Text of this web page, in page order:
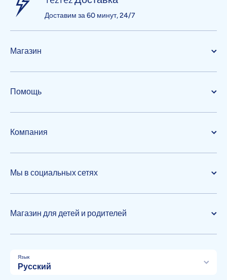
Доставим за 60 минут, 24/7
Магазин
Помощь
Компания
Мы в социальных сетях
Магазин для детей и родителей
Язык
Русский